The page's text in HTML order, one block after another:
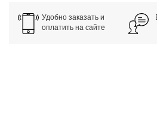
Удобно заказать и
оплатить на сайте